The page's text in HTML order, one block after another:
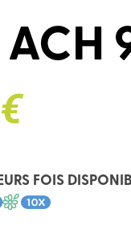
ACH
FOIS